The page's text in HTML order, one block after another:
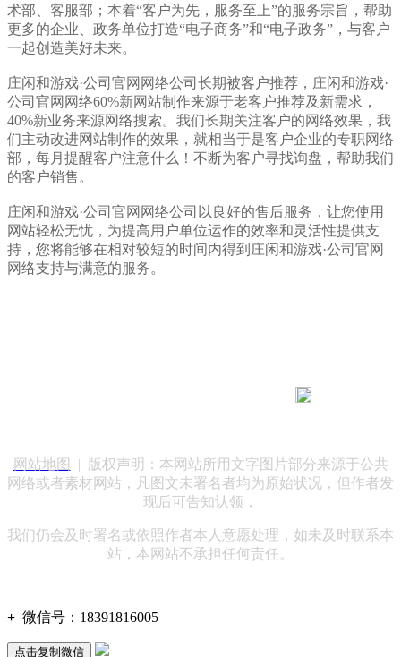
术部、客服部；本着“客户为先，服务至上”的服务宗旨，帮助
更多的企业、政务单位打造“电子商务”和“电子政务”，与客户
一起创造美好未来。
庄闲和游戏·公司官网网络公司 长期被客户推荐，庄闲和游戏·
公司官网网络60%新网站制作来源于老客户推荐及新需求，
40%新业务来源网络搜索。我们长期关注客户的网络效果，我
们主动改进网站制作的效果，就相当于是客户企业的专职网络
部，每月提醒客户注意什么！不断为客户寻找询盘，帮助我们
的客户销售。
庄闲和游戏·公司官网网络公司以良好的售后服务，让您使用
网站轻松无忧，为提高用户单位运作的效率和灵活性提供支
持，您将能够在相对较短的时间内得到庄闲和游戏·公司官网
网络支持与满意的服务。
网站地图
| 版权声明：本网站所用文字图片部分来源于公共
网络或者素材网站，凡图文未署名者均为原始状况，但作者发
现后可告知认领，
我们仍会及时署名或依照作者本人意愿处理，如未及时联系本
站，本网站不承担任何责任。
+ 微信号： 18391816005
点击复制微信